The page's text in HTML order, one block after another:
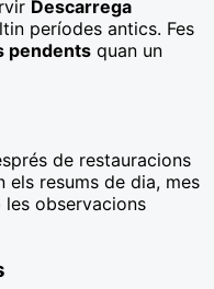
Descarrega
períodes antics. Fes
pendents quan un
de restauracions
els resums de dia, mes
les observacions